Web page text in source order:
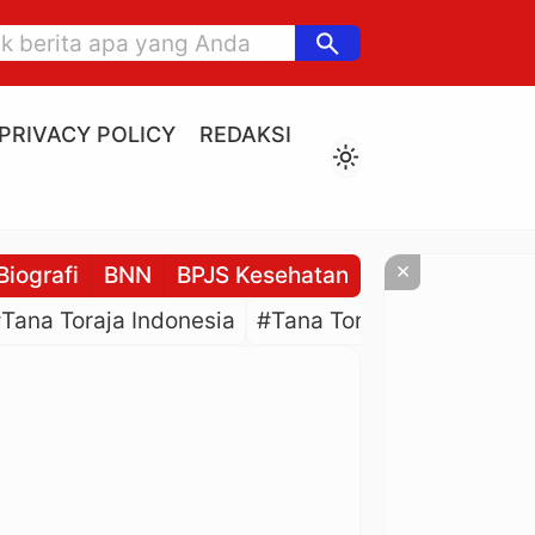
search
PRIVACY POLICY
REDAKSI
light_mode
BNN BPJS Kesehatan BPJS
Toraja Indonesia #Tana Toraja Culture
×